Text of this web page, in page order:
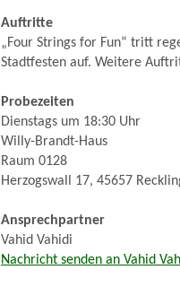
Auftritte
„Four Strings for Fun“ tritt
Stadtfesten auf. Weitere
Probezeiten
Dienstags um 18:30 Uhr
Willy-Brandt-Haus
Raum 0128
Herzogswall 17, 45657
Ansprechpartner
Vahid Vahidi
Nachricht senden an Vahid